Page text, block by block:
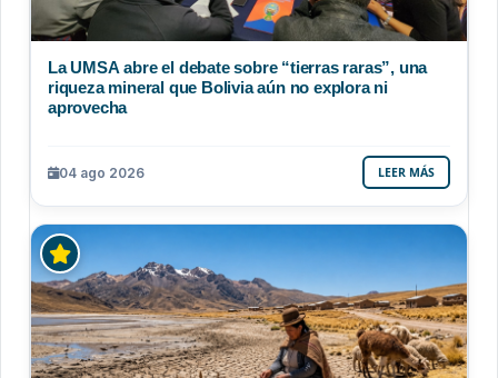
La UMSA abre el debate sobre “tierras raras”, una
riqueza mineral que Bolivia aún no explora ni
aprovecha
04 ago 2026 LEER MÁS